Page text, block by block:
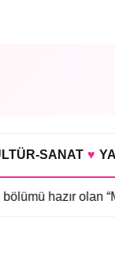
SANAT ♥
olan “Mercan